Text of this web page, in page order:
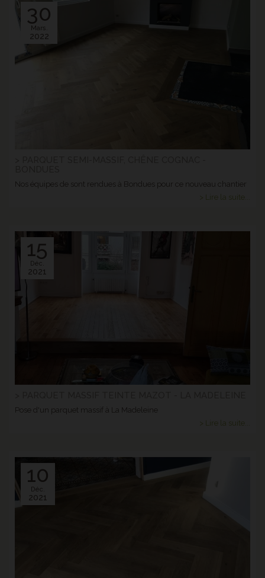
30
Mars.
2022
Nos équipes de sont rendues à Bondues pour ce nouveau chantier
> Lire la suite...
15
Déc.
2021
Pose d'un parquet massif à La Madeleine
> Lire la suite...
10
Déc.
2021